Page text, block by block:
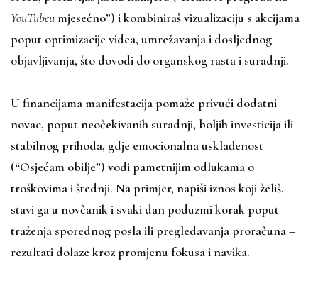
YouTubeumjesečno”) i kombiniraš vizualizaciju s akcijama
poput optimizacije videa, umrežavanja i dosljednog
objavljivanja, što dovodi do organskog rasta i suradnji.
U financijama manifestacija pomaže privući dodatni
novac, poput neočekivanih suradnji, boljih investicija ili
stabilnog prihoda, gdje emocionalna usklađenost
(“Osjećam obilje”) vodi pametnijim odlukama o
troškovima i štednji. Na primjer, napiši iznos koji želiš,
stavi ga u novčanik i svaki dan poduzmi korak poput
traženja sporednog posla ili pregledavanja proračuna –
rezultati dolaze kroz promjenu fokusa i navika.